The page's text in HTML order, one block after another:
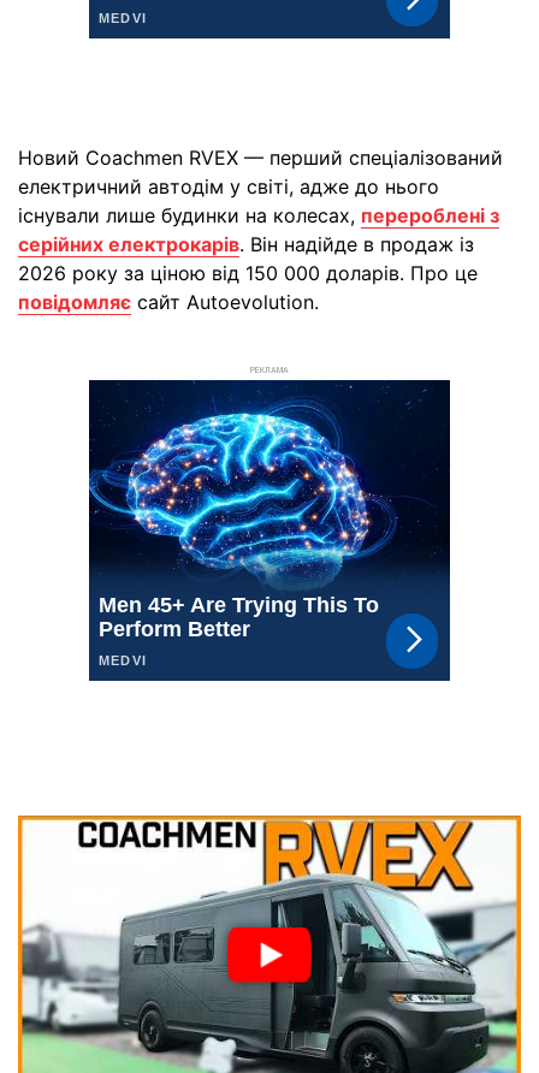
Новий Coachmen RVEX — перший спеціалізований
електричний автодім у світі, адже до нього
існували лише будинки на колесах, перероблені з
серійних електрокарів. Він надійде в продаж із
2026 року за ціною від 150 000 доларів. Про це
повідомляє сайт Autoevolution.
РЕКЛАМА